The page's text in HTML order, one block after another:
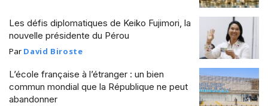
Les défis diplomatiques de Keiko Fujimori, la
nouvelle présidente du Pérou
Par David Biroste
L’école française à l’étranger : un bien
commun mondial que la République ne peut
abandonner